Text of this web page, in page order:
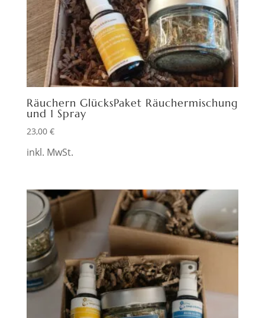
Räuchern GlücksPaket Räuchermischung
und 1 Spray
23,00 €
inkl. MwSt.